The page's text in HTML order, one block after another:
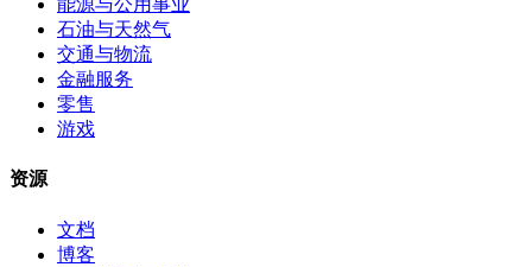
能源与公用事业
石油与天然气
交通与物流
金融服务
零售
游戏
资源
文档
博客